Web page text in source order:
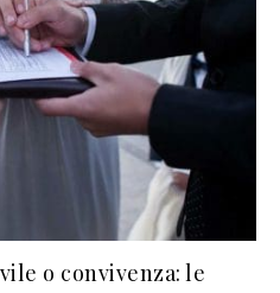
o convivenza: le